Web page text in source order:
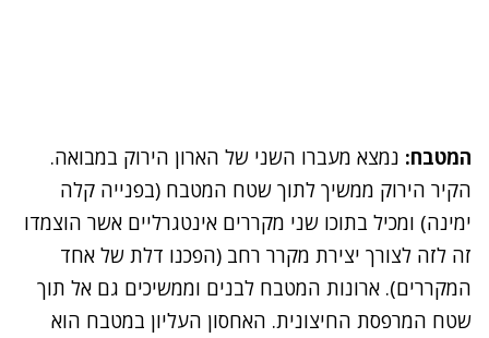
המטבח: נמצא מעברו השני של הארון הירוק במבואה.
הקיר הירוק ממשיך לתוך שטח המטבח (בפנייה קלה
ימינה) ומכיל בתוכו שני מקררים אינטגרליים אשר הוצמדו
זה לזה לצורך יצירת מקרר רחב (הפכנו דלת של אחד
המקררים). ארונות המטבח לבנים וממשיכים גם אל תוך
שטח המרפסת החיצונית. האחסון העליון במטבח הוא